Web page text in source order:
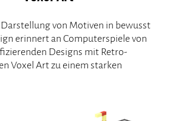
von Motiven in bewusst
erinnert an Computerspiele von
Designs mit Retro-
Voxel Art zu einem starken